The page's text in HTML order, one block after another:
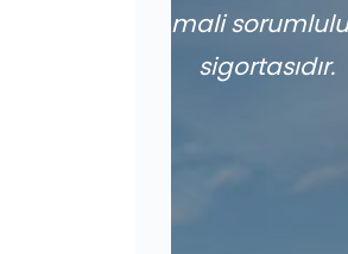
mali
sigortasıdır.